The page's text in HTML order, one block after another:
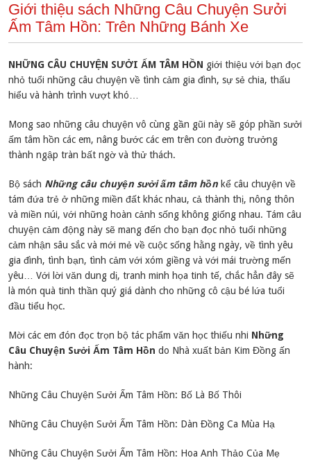
Giới thiệu sách Những Câu Chuyện Sưởi
Ấm Tâm Hồn: Trên Những Bánh Xe
NHỮNG CÂU CHUYỆN SƯỞI ẤM TÂM HỒN giới thiệu với bạn đọc
nhỏ tuổi những câu chuyện về tình cảm gia đình, sự sẻ chia, thấu
hiểu và hành trình vượt khó…
Mong sao những câu chuyện vô cùng gần gũi này sẽ góp phần sưởi
ấm tâm hồn các em, nâng bước các em trên con đường trưởng
thành ngập tràn bất ngờ và thử thách.
Bộ sách Những câu chuyện sưởi ấm tâm hồn kể câu chuyện về
tám đứa trẻ ở những miền đất khác nhau, cả thành thị, nông thôn
và miền núi, với những hoàn cảnh sống không giống nhau. Tám câu
chuyện cảm động này sẽ mang đến cho bạn đọc nhỏ tuổi những
cảm nhận sâu sắc và mới mẻ về cuộc sống hằng ngày, về tình yêu
gia đình, tình bạn, tình cảm với xóm giềng và với mái trường mến
yêu… Với lời văn dung dị, tranh minh họa tinh tế, chắc hẳn đây sẽ
là món quà tinh thần quý giá dành cho những cô cậu bé lứa tuổi
đầu tiểu học.
Mời các em đón đọc trọn bộ tác phẩm văn học thiếu nhi Những
Câu Chuyện Sưởi Ấm Tâm Hồn do Nhà xuất bản Kim Đồng ấn
hành:
Những Câu Chuyện Sưởi Ấm Tâm Hồn: Bố Là Bố Thôi
Những Câu Chuyện Sưởi Ấm Tâm Hồn: Dàn Đồng Ca Mùa Hạ
Những Câu Chuyện Sưởi Ấm Tâm Hồn: Hoa Anh Thảo Của Mẹ